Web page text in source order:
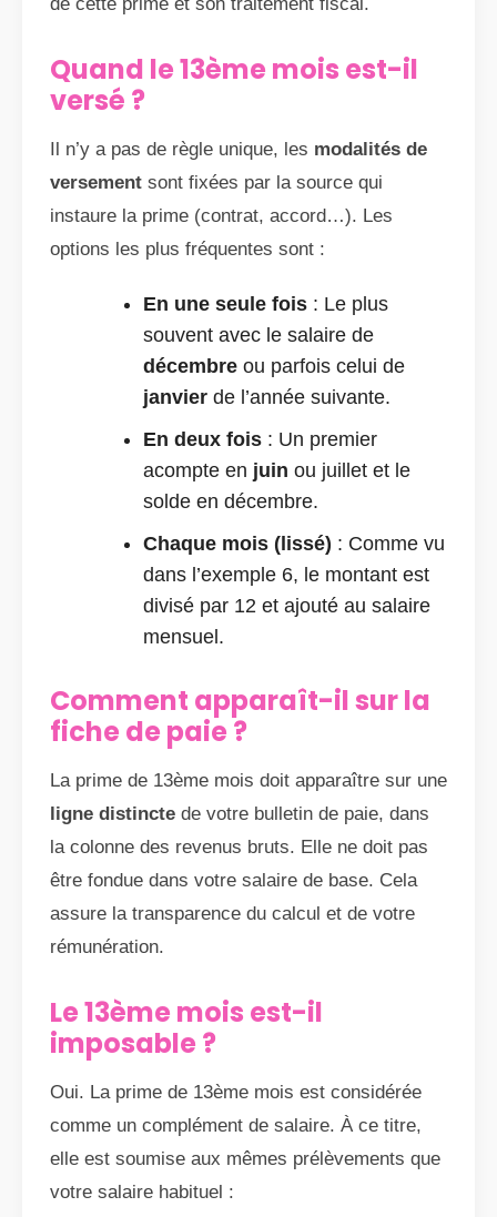
Quand le 13ème mois est-il
versé ?
Il n’y a pas de règle unique, les modalités de
versement sont fixées par la source qui
instaure la prime (contrat, accord…). Les
options les plus fréquentes sont :
En une seule fois : Le plus
souvent avec le salaire de
décembre ou parfois celui de
janvier de l’année suivante.
En deux fois : Un premier
acompte en juin ou juillet et le
solde en décembre.
Chaque mois (lissé) : Comme vu
dans l’exemple 6, le montant est
divisé par 12 et ajouté au salaire
mensuel.
Comment apparaît-il sur la
fiche de paie ?
La prime de 13ème mois doit apparaître sur une
ligne distincte de votre bulletin de paie, dans
la colonne des revenus bruts. Elle ne doit pas
être fondue dans votre salaire de base. Cela
assure la transparence du calcul et de votre
rémunération.
Le 13ème mois est-il
imposable ?
Oui. La prime de 13ème mois est considérée
comme un complément de salaire. À ce titre,
elle est soumise aux mêmes prélèvements que
votre salaire habituel :